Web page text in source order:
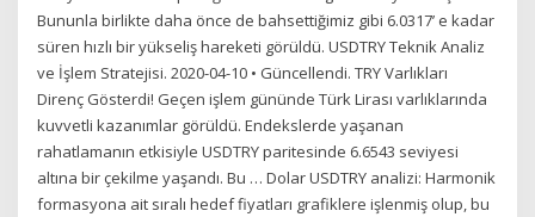
Bununla birlikte daha önce de bahsettiğimiz gibi 6.0317’ e kadar
süren hızlı bir yükseliş hareketi görüldü. USDTRY Teknik Analiz
ve İşlem Stratejisi. 2020-04-10 • Güncellendi. TRY Varlıkları
Direnç Gösterdi! Geçen işlem gününde Türk Lirası varlıklarında
kuvvetli kazanımlar görüldü. Endekslerde yaşanan
rahatlamanın etkisiyle USDTRY paritesinde 6.6543 seviyesi
altına bir çekilme yaşandı. Bu … Dolar USDTRY analizi: Harmonik
formasyona ait sıralı hedef fiyatları grafiklere işlenmiş olup, bu